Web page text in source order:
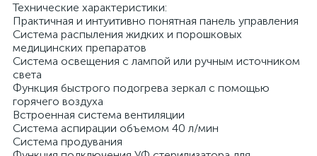
Технические характеристики:
Практичная и интуитивно понятная панель управления
Система распыления жидких и порошковых
медицинских препаратов
Система освещения с лампой или ручным источником
света
Функция быстрого подогрева зеркал с помощью
горячего воздуха
Встроенная система вентиляции
Система аспирации объемом 40 л/мин
Система продувания